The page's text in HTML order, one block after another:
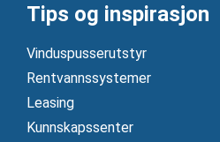
Tips og inspirasjon
Vinduspusserutstyr
Rentvannssystemer
Leasing
Kunnskapssenter